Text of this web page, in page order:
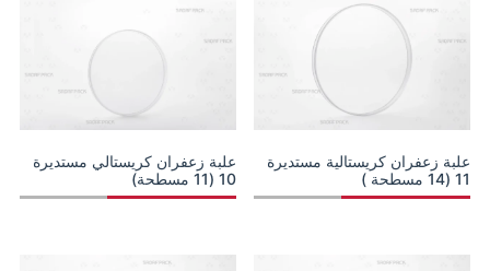
علبة زعفران كريستالية مستديرة
11 (14 مسطحة )
علبة زعفران كريستالي مستديرة
10 (11 مسطحة)